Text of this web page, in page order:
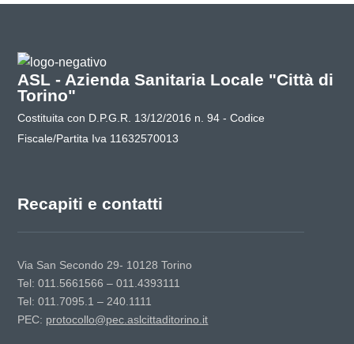
ASL - Azienda Sanitaria Locale "Città di
Torino"
Costituita con D.P.G.R. 13/12/2016 n. 94 - Codice
Fiscale/Partita Iva 11632570013
Recapiti e contatti
Via San Secondo 29- 10128 Torino
Tel: 011.5661566 – 011.4393111
Tel: 011.7095.1 – 240.1111
PEC: protocollo@pec.aslcittaditorino.it